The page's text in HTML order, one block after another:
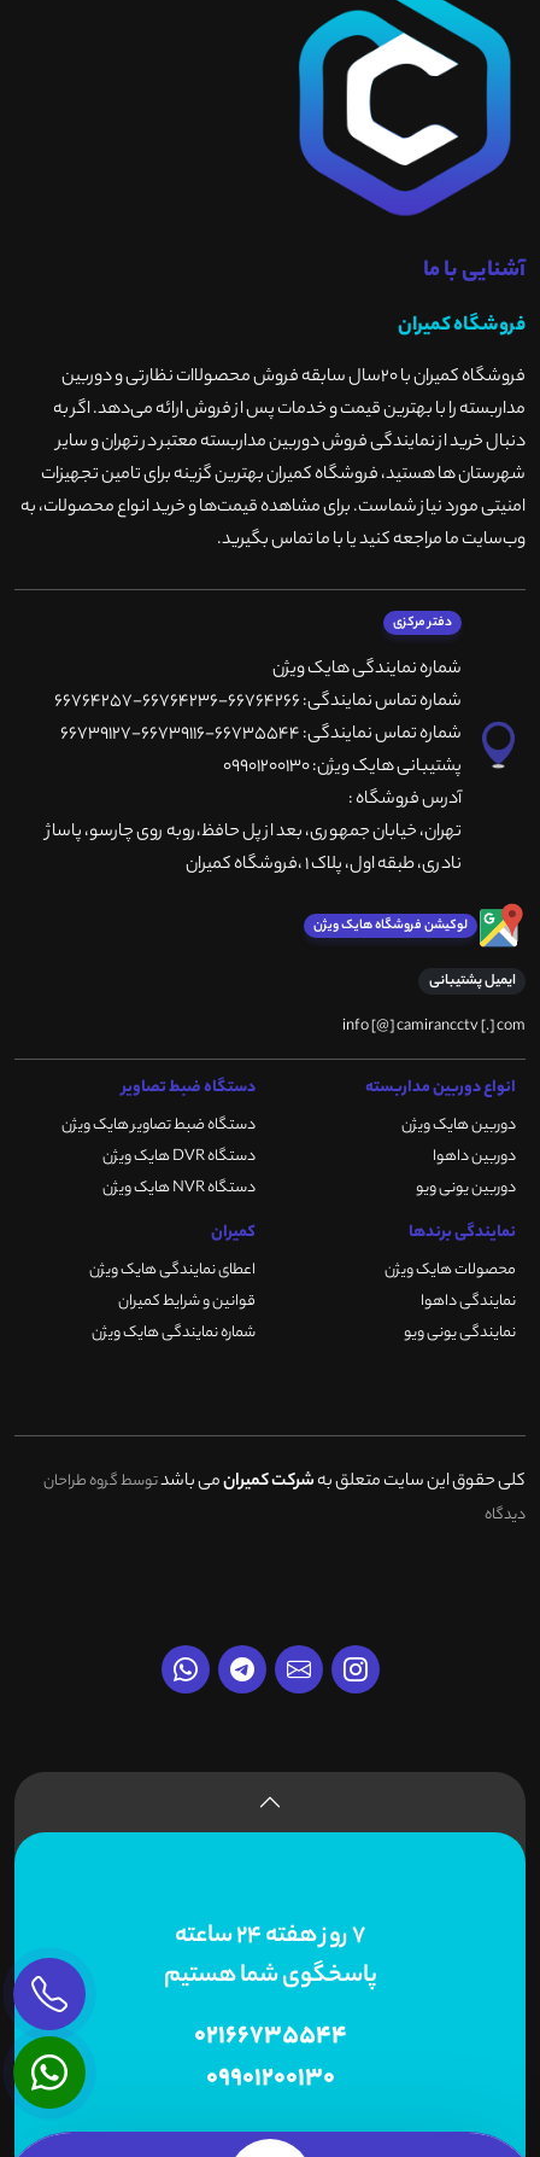
آشنایی با ما
فروشگاه کمیران
فروشگاه کمیران با ۲۰سال سابقه فروش محصولاات نظارتی و دوربین
مداربسته را با بهترین قیمت و خدمات پس از فروش ارائه می‌دهد. اگر به
دنبال خرید از نمایندگی فروش دوربین مداربسته معتبر در تهران و سایر
شهرستان ها هستید، فروشگاه کمیران بهترین گزینه برای تامین تجهیزات
امنیتی مورد نیاز شماست. برای مشاهده قیمت‌ها و خرید انواع محصولات، به
وب‌سایت ما مراجعه کنید یا با ما تماس بگیرید.
دفتر مرکزی
شماره نمایندگی هایک ویژن
شماره تماس نمایندگی: 66764266-66764236-66764257
شماره تماس نمایندگی: 66735544-66739116-66739127
پشتیبانی هایک ویژن: 09901200130
آدرس فروشگاه :
تهران، خيابان جمهوری، بعد از پل حافظ،روبه روی چارسو، پاساژ
نادری، طبقه اول، پلاک 1 ،فروشگاه کمیران
لوکیشن فروشگاه هایک ویژن
ایمیل پشتیبانی
info [@] camirancctv [.] com
انواع دوربین مداربسته
دوربین هایک ویژن
دوربین داهوا
دوربین یونی ویو
دستگاه ضبط تصاویر
دستگاه ضبط تصاویر هایک ویژن
دستگاه DVR هایک ویژن
دستگاه NVR هایک ویژن
نمایندگی برندها
محصولات هایک ویژن
نمایندگی داهوا
نمایندگی یونی ویو
کمیران
اعطای نمایندگی هایک ویژن
قوانین و شرایط کمیران
شماره نمایندگی هایک ویژن
کلی حقوق این سایت متعلق بهشرکت کمیرانمی باشدتوسط گروه طراحان
دیدگاه
7 روز هفته 24 ساعته
پاسخگوی شما هستیم
02166735544
09901200130